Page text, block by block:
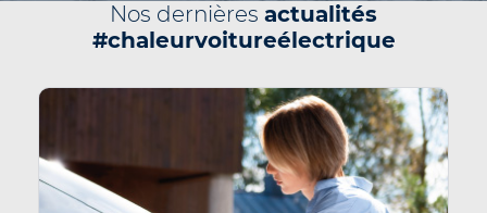
Nos dernières actualités
#chaleurvoitureélectrique